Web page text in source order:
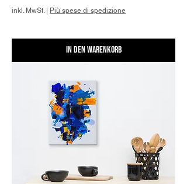
inkl. MwSt. | Più spese di spedizione
In den Warenkorb